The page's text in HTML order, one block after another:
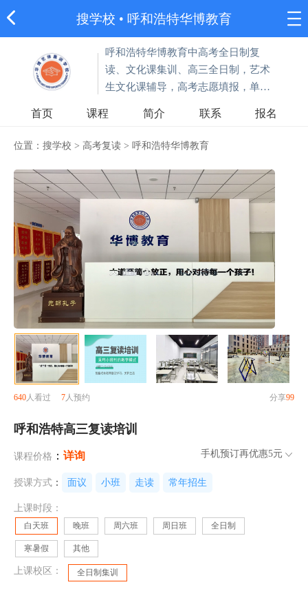
搜学校 • 呼和浩特华博教育
呼和浩特华博教育中高考全日制复
读、文化课集训、高三全日制，艺术
生文化课辅导，高考志愿填报，单招
首页 课程 简介 联系 报名
位置： 搜学校 > 高考复读 > 呼和浩特华博教育
640人看过 7人预约 分享99
呼和浩特高三复读培训
课程价格 ： 详询 手机预订再优惠5元
授课方式 ： 面议 小班 走读 常年招生
上课时段：
白天班 晚班 周六班 周日班 全日制
寒暑假 其他
上课校区： 全日制集训